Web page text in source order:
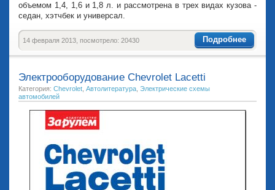
объемом 1,4, 1,6 и 1,8 л. и рассмотрена в трех видах кузова -
седан, хэтчбек и универсал.
Подробнее
14 февраля 2013, посмотрело: 20430
Электрооборудование Chevrolet Lacetti
Категория: Chevrolet Автолитература Электрические схемы
автомобилей